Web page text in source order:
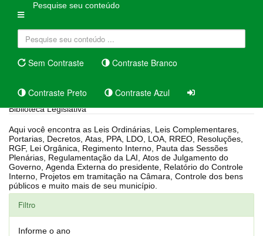
Pesquise seu conteúdo
Sem Contraste Contraste Branco
Contraste Preto Contraste Azul
Biblioteca Legislativa
Aqui você encontra as Leis Ordinárias, Leis Complementares,
Portarias, Decretos, Atas, PPA, LDO, LOA, RREO, Resoluções,
RGF, Lei Orgânica, Regimento Interno, Pauta das Sessões
Plenárias, Regulamentação da LAI, Atos de Julgamento do
Governo, Agenda Externa do presidente, Relatório do Controle
Interno, Projetos em tramitação na Câmara, Controle dos bens
públicos e muito mais de seu município.
Filtro
Informe o ano